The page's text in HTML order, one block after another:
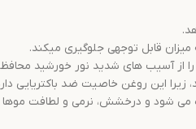
قابل توجهی جلوگیری میکند.
از آسیب های شدید نور خورشید
این روغن خاصیت ضد باکتریایی
شود و درخشش، نرمی و لطافت موها